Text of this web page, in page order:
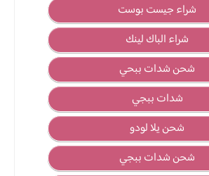
شراء جيست بوست
شراء الباك لينك
شحن شدات ببحي
شدات ببجي
شحن يلا لودو
شحن شدات ببجي